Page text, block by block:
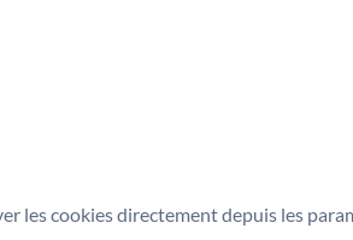
les cookies directement depuis les